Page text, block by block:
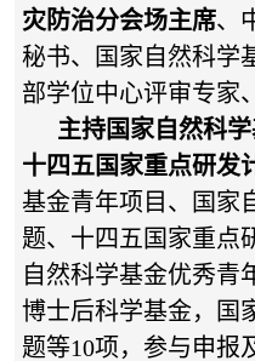
灾防治分会场主席、
秘书、国家自然科学
部学位中心评审专家
主持国家自然科学
十四五国家重点研发
基金青年项目、国家
题、十四五国家重点
自然科学基金优秀青
博士后科学基金，国
题等10项，参与申报